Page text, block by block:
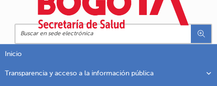
Inicio
Transparencia y acceso a la información pública